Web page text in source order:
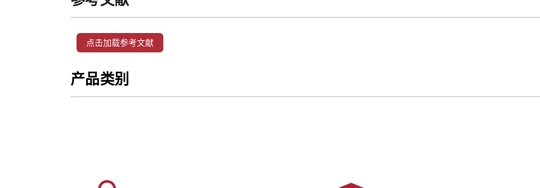
点击加载参考文献
产品类别